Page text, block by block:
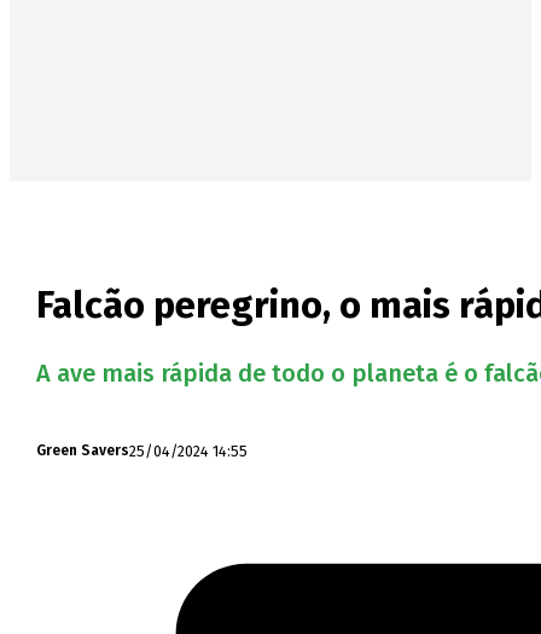
Falcão peregrino, o mais
A ave mais rápida de todo o planeta é o
Green Savers25/04/2024 14:55